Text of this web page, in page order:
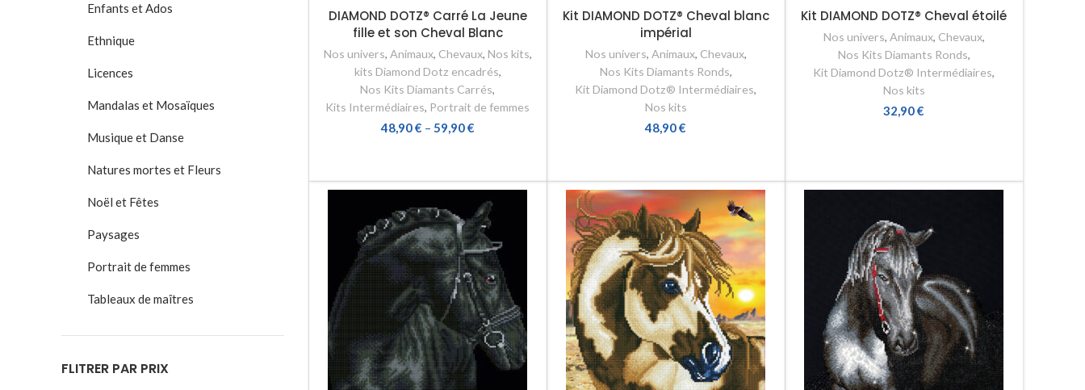
Enfants et Ados
Ethnique
Licences
Mandalas et Mosaïques
Musique et Danse
Natures mortes et Fleurs
Noël et Fêtes
Paysages
Portrait de femmes
Tableaux de maîtres
FLITRER PAR PRIX
DIAMOND DOTZ® Carré La Jeune
fille et son Cheval Blanc
Nos univers, Animaux, Chevaux, Nos kits,
kits Diamond Dotz encadrés,
Nos Kits Diamants Carrés,
Kits Intermédiaires, Portrait de femmes
48,90€ – 59,90€
Kit DIAMOND DOTZ® Cheval blanc
impérial
Nos univers, Animaux, Chevaux,
Nos Kits Diamants Ronds,
Kit Diamond Dotz® Intermédiaires,
Nos kits
48,90€
Kit DIAMOND DOTZ® Cheval étoilé
Nos univers, Animaux, Chevaux,
Nos Kits Diamants Ronds,
Kit Diamond Dotz® Intermédiaires,
Nos kits
32,90€